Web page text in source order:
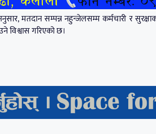
मतदान सम्पन्न नहुन्जेलसम्म कर्मचारी र
विश्वास गरिएको छ।